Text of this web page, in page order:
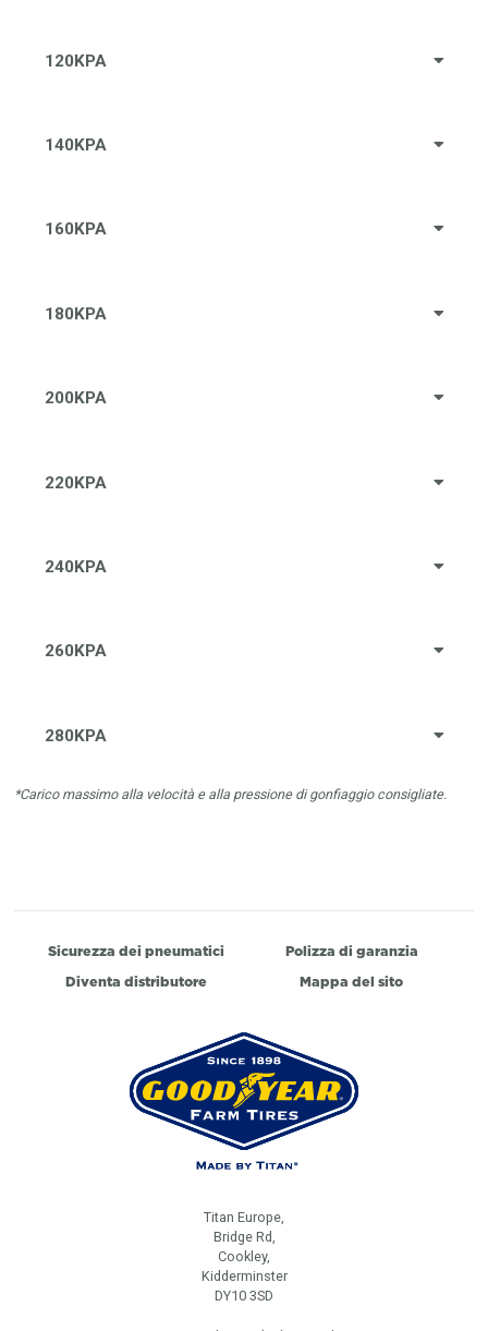
120KPA
140KPA
160KPA
180KPA
200KPA
220KPA
240KPA
260KPA
280KPA
*Carico massimo alla velocità e alla pressione di gonfiaggio consigliate.
Sicurezza dei pneumatici
Polizza di garanzia
Diventa distributore
Mappa del sito
Titan Europe,
Bridge Rd,
Cookley,
Kidderminster
DY10 3SD